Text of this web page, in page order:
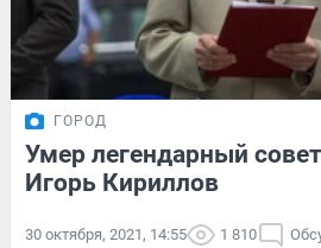
ГОРОД
Умер легендарный
Игорь Кириллов
30 октября, 2021, 14:55 1 810